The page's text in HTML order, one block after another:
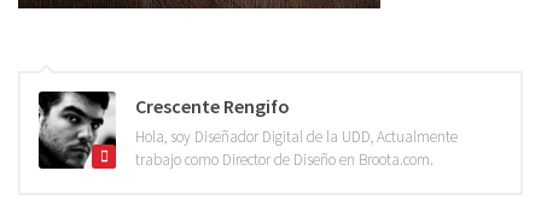
Crescente Rengifo
Hola, soy Diseñador Digital de la UDD, Actualmente
trabajo como Director de Diseño en Broota.com.